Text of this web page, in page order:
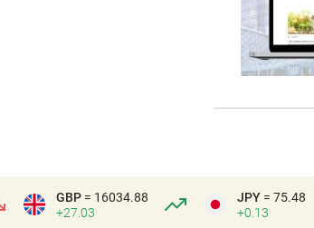
GBP = 16034.88
+27.03
JPY = 75.48
+0.13